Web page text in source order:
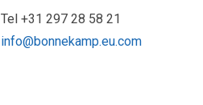
Tel +31 297 28 58 21
info@bonnekamp.eu.com